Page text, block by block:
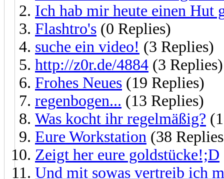
Ich hab mir heute einen Hut
Flashtro's (0 Replies)
suche ein video! (3 Replies)
http://z0r.de/4884 (3 Replies)
Frohes Neues (19 Replies)
regenbogen... (13 Replies)
Was kocht ihr regelmäßig?
Eure Workstation (38
Zeigt her eure goldstücke!;D
Und mit sowas vertreib ich